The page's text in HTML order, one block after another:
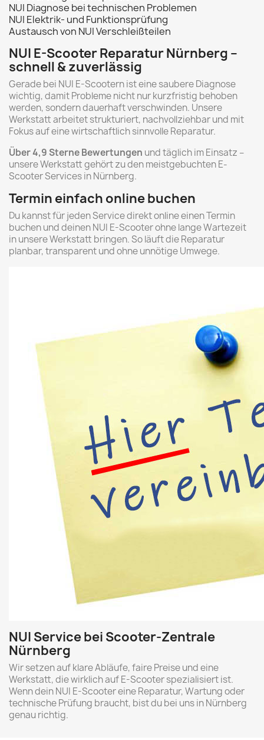
NUI Diagnose bei technischen Problemen
NUI Elektrik- und Funktionsprüfung
Austausch von NUI Verschleißteilen
NUI E-Scooter Reparatur Nürnberg –
schnell & zuverlässig
Gerade bei NUI E-Scootern ist eine saubere Diagnose
wichtig, damit Probleme nicht nur kurzfristig behoben
werden, sondern dauerhaft verschwinden. Unsere
Werkstatt arbeitet strukturiert, nachvollziehbar und mit
Fokus auf eine wirtschaftlich sinnvolle Reparatur.
Über 4,9 Sterne Bewertungen und täglich im Einsatz –
unsere Werkstatt gehört zu den meistgebuchten E-
Scooter Services in Nürnberg.
Termin einfach online buchen
Du kannst für jeden Service direkt online einen Termin
buchen und deinen NUI E-Scooter ohne lange Wartezeit
in unsere Werkstatt bringen. So läuft die Reparatur
planbar, transparent und ohne unnötige Umwege.
NUI Service bei Scooter-Zentrale
Nürnberg
Wir setzen auf klare Abläufe, faire Preise und eine
Werkstatt, die wirklich auf E-Scooter spezialisiert ist.
Wenn dein NUI E-Scooter eine Reparatur, Wartung oder
technische Prüfung braucht, bist du bei uns in Nürnberg
genau richtig.